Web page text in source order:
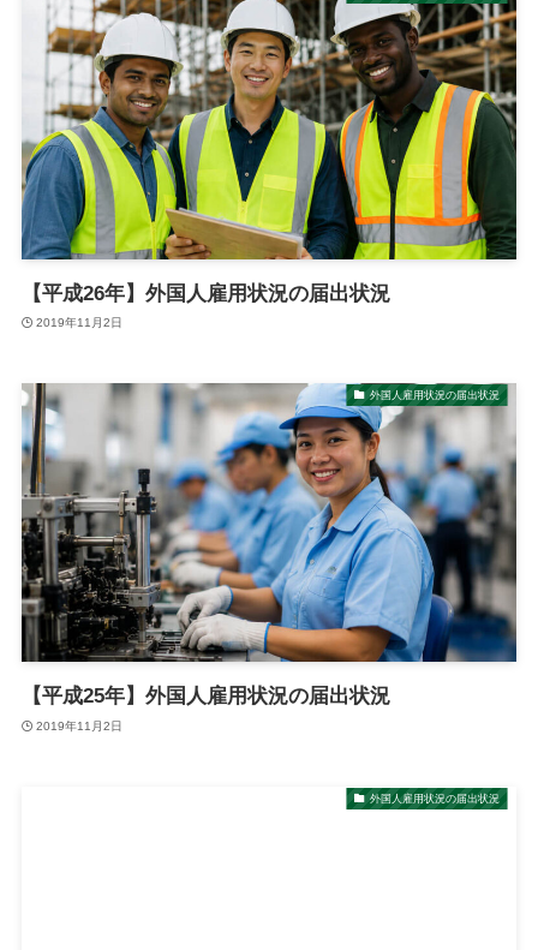
【平成26年】外国人雇用状況の届出状況
2019年11月2日
外国人雇用状況の届出状況
【平成25年】外国人雇用状況の届出状況
2019年11月2日
外国人雇用状況の届出状況